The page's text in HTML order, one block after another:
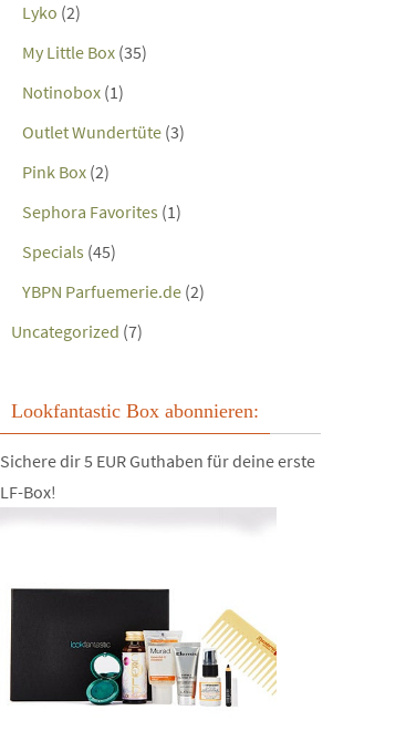
Lyko (2)
My Little Box (35)
Notinobox (1)
Outlet Wundertüte (3)
Pink Box (2)
Sephora Favorites (1)
Specials (45)
YBPN Parfuemerie.de (2)
Uncategorized (7)
Lookfantastic Box abonnieren:
Sichere dir 5 EUR Guthaben für deine erste
LF-Box!